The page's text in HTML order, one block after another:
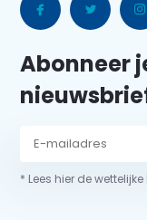
Abonneer
* Lees hier de